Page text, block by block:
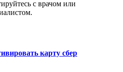
с врачом или
карту сбер